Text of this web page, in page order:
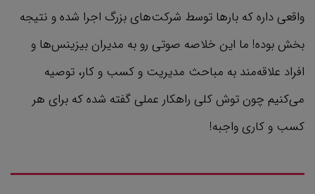
واقعی داره که بارها توسط شرکت‌های بزرگ اجرا شده و نتیجه
بخش بوده! ما این خلاصه صوتی رو به مدیران بیزینس‌ها و
افراد علاقه‌مند به مباحث مدیریت و کسب و کار، توصیه
می‌کنیم چون توش کلی راهکار عملی گفته شده که برای هر
کسب و کاری واجبه!